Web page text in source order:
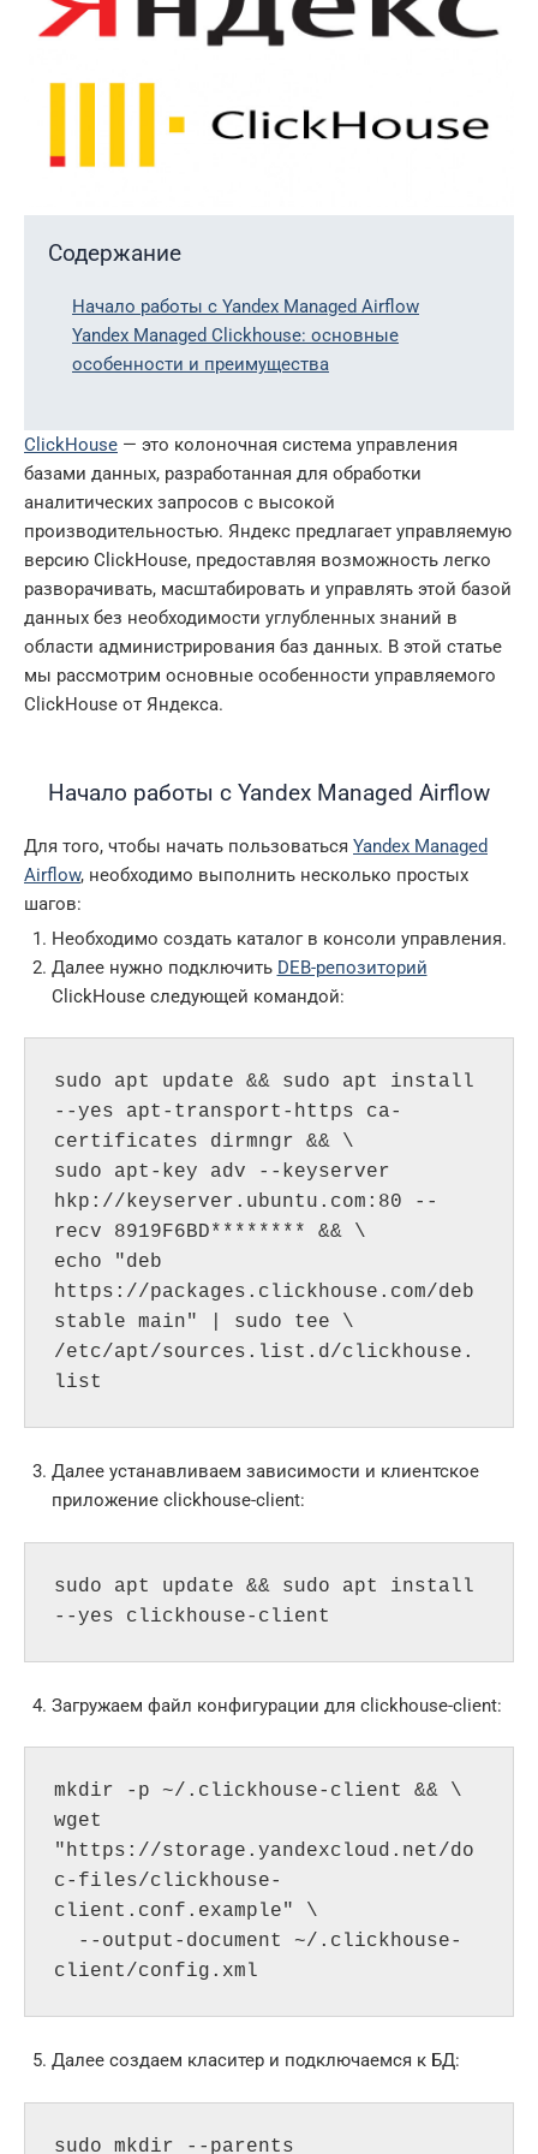
Содержание
Начало работы с Yandex Managed Airflow
Yandex Managed Clickhouse: основные
особенности и преимущества
ClickHouse — это колоночная система управления
базами данных, разработанная для обработки
аналитических запросов с высокой
производительностью. Яндекс предлагает управляемую
версию ClickHouse, предоставляя возможность легко
разворачивать, масштабировать и управлять этой базой
данных без необходимости углубленных знаний в
области администрирования баз данных. В этой статье
мы рассмотрим основные особенности управляемого
ClickHouse от Яндекса.
Начало работы с Yandex Managed Airflow
Для того, чтобы начать пользоваться Yandex Managed
Airflow, необходимо выполнить несколько простых
шагов:
Необходимо создать каталог в консоли управления.
Далее нужно подключить DEB-репозиторий
ClickHouse следующей командой:
sudo apt update && sudo apt install
--yes apt-transport-https ca-
certificates dirmngr && \
sudo apt-key adv --keyserver
hkp://keyserver.ubuntu.com:80 --
recv 8919F6BD******** && \
echo "deb
https://packages.clickhouse.com/deb
stable main" | sudo tee \
/etc/apt/sources.list.d/clickhouse.
list
Далее устанавливаем зависимости и клиентское
приложение clickhouse-client:
sudo apt update && sudo apt install
--yes clickhouse-client
Загружаем файл конфигурации для clickhouse-client:
mkdir -p ~/.clickhouse-client && \
wget
"https://storage.yandexcloud.net/do
c-files/clickhouse-
client.conf.example" \
--output-document ~/.clickhouse-
client/config.xml
Далее создаем класитер и подключаемся к БД:
sudo mkdir --parents